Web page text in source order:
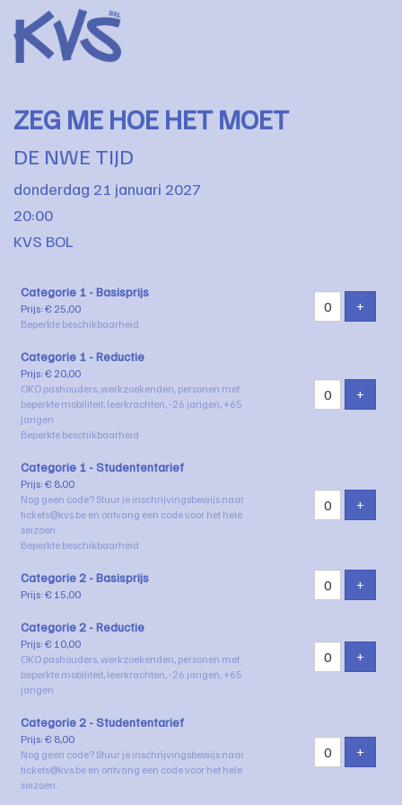
ZEG ME HOE HET MOET
DE NWE TIJD
donderdag 21 januari 2027
20:00
KVS BOL
tickets
Categorie 1 - Basisprijs
Prijs: € 25,00
Beperkte beschikbaarheid
+
Categorie 1 - Reductie
Prijs: € 20,00
OKO pashouders, werkzoekenden, personen met
beperkte mobiliteit, leerkrachten, -26 jarigen, +65
jarigen
Beperkte beschikbaarheid
+
Categorie 1 - Studententarief
Prijs: € 8,00
Nog geen code? Stuur je inschrijvingsbewijs naar
tickets@kvs.be en ontvang een code voor het hele
seizoen.
Beperkte beschikbaarheid
+
Categorie 2 - Basisprijs
Prijs: € 15,00
+
Categorie 2 - Reductie
Prijs: € 10,00
OKO pashouders, werkzoekenden, personen met
beperkte mobiliteit, leerkrachten, -26 jarigen, +65
jarigen
+
Categorie 2 - Studententarief
Prijs: € 8,00
Nog geen code? Stuur je inschrijvingsbewijs naar
tickets@kvs.be en ontvang een code voor het hele
seizoen.
+